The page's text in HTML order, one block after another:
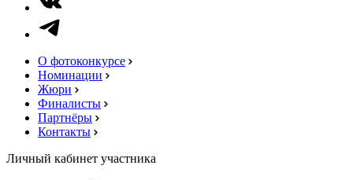
О фотоконкурсе
Номинации
Жюри
Финалисты
Партнёры
Контакты
Личный кабинет участника